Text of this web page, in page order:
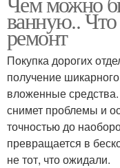
ванную..
ремонт
Покупка дорогих
получение
вложенные
снимет проблемы и
точностью до
превращается в
не тот, что ожидали.